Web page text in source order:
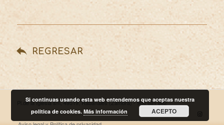
REGRESAR
Pl.de la Iglesia s/n, 49519, Rabanales (Zamora) - 980 681 882
Si continuas usando esta web entendemos que aceptas nuestra
politica de cookies.Más información ACEPTO